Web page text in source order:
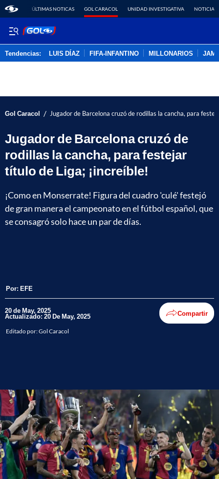
ÚLTIMAS NOTICAS GOL CARACOL UNIDAD INVESTIGATIVA NOTICIAS
Tendencias: LUIS DÍAZ FIFA-INFANTINO MILLONARIOS
Gol Caracol / Jugador de Barcelona cruzó de rodillas la cancha, para
Jugador de Barcelona cruzó de
rodillas la cancha, para festejar
título de Liga; ¡increíble!
¡Como en Monserrate! Figura del cuadro 'culé' festejó
de gran manera el campeonato en el fútbol español, que
se consagró solo hace un par de días.
Por: EFE
20 de May, 2025
Actualizado: 20 De May, 2025 Compartir
Editado por:Gol Caracol